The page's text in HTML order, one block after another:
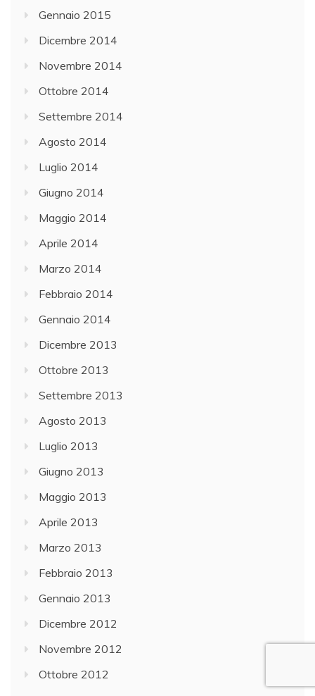
Gennaio 2015
Dicembre 2014
Novembre 2014
Ottobre 2014
Settembre 2014
Agosto 2014
Luglio 2014
Giugno 2014
Maggio 2014
Aprile 2014
Marzo 2014
Febbraio 2014
Gennaio 2014
Dicembre 2013
Ottobre 2013
Settembre 2013
Agosto 2013
Luglio 2013
Giugno 2013
Maggio 2013
Aprile 2013
Marzo 2013
Febbraio 2013
Gennaio 2013
Dicembre 2012
Novembre 2012
Ottobre 2012